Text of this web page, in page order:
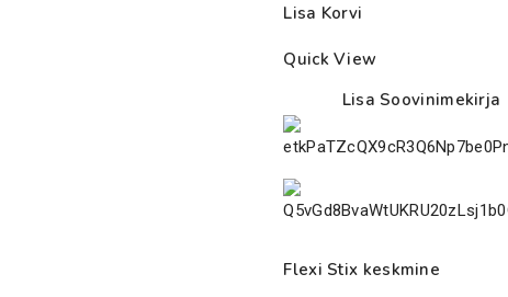
Lisa Korvi
Quick View
Lisa Soovinimekirja
Flexi Stix keskmine